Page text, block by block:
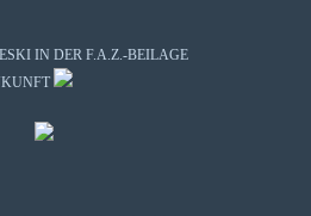
IN DER F.A.Z.-BEILAGE